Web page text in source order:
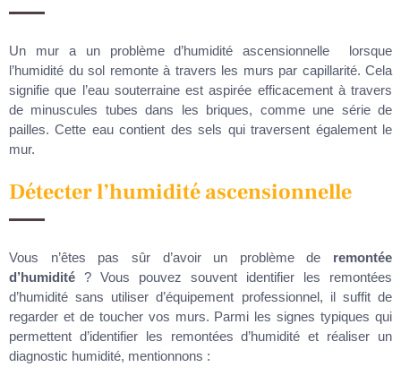
Un mur a un problème d’humidité ascensionnelle lorsque
l’humidité du sol remonte à travers les murs par capillarité. Cela
signifie que l’eau souterraine est aspirée efficacement à travers
de minuscules tubes dans les briques, comme une série de
pailles. Cette eau contient des sels qui traversent également le
mur.
Détecter l’humidité ascensionnelle
Vous n’êtes pas sûr d’avoir un problème de remontée
d’humidité ? Vous pouvez souvent identifier les remontées
d’humidité sans utiliser d’équipement professionnel, il suffit de
regarder et de toucher vos murs. Parmi les signes typiques qui
permettent d’identifier les remontées d’humidité et réaliser un
diagnostic humidité, mentionnons :